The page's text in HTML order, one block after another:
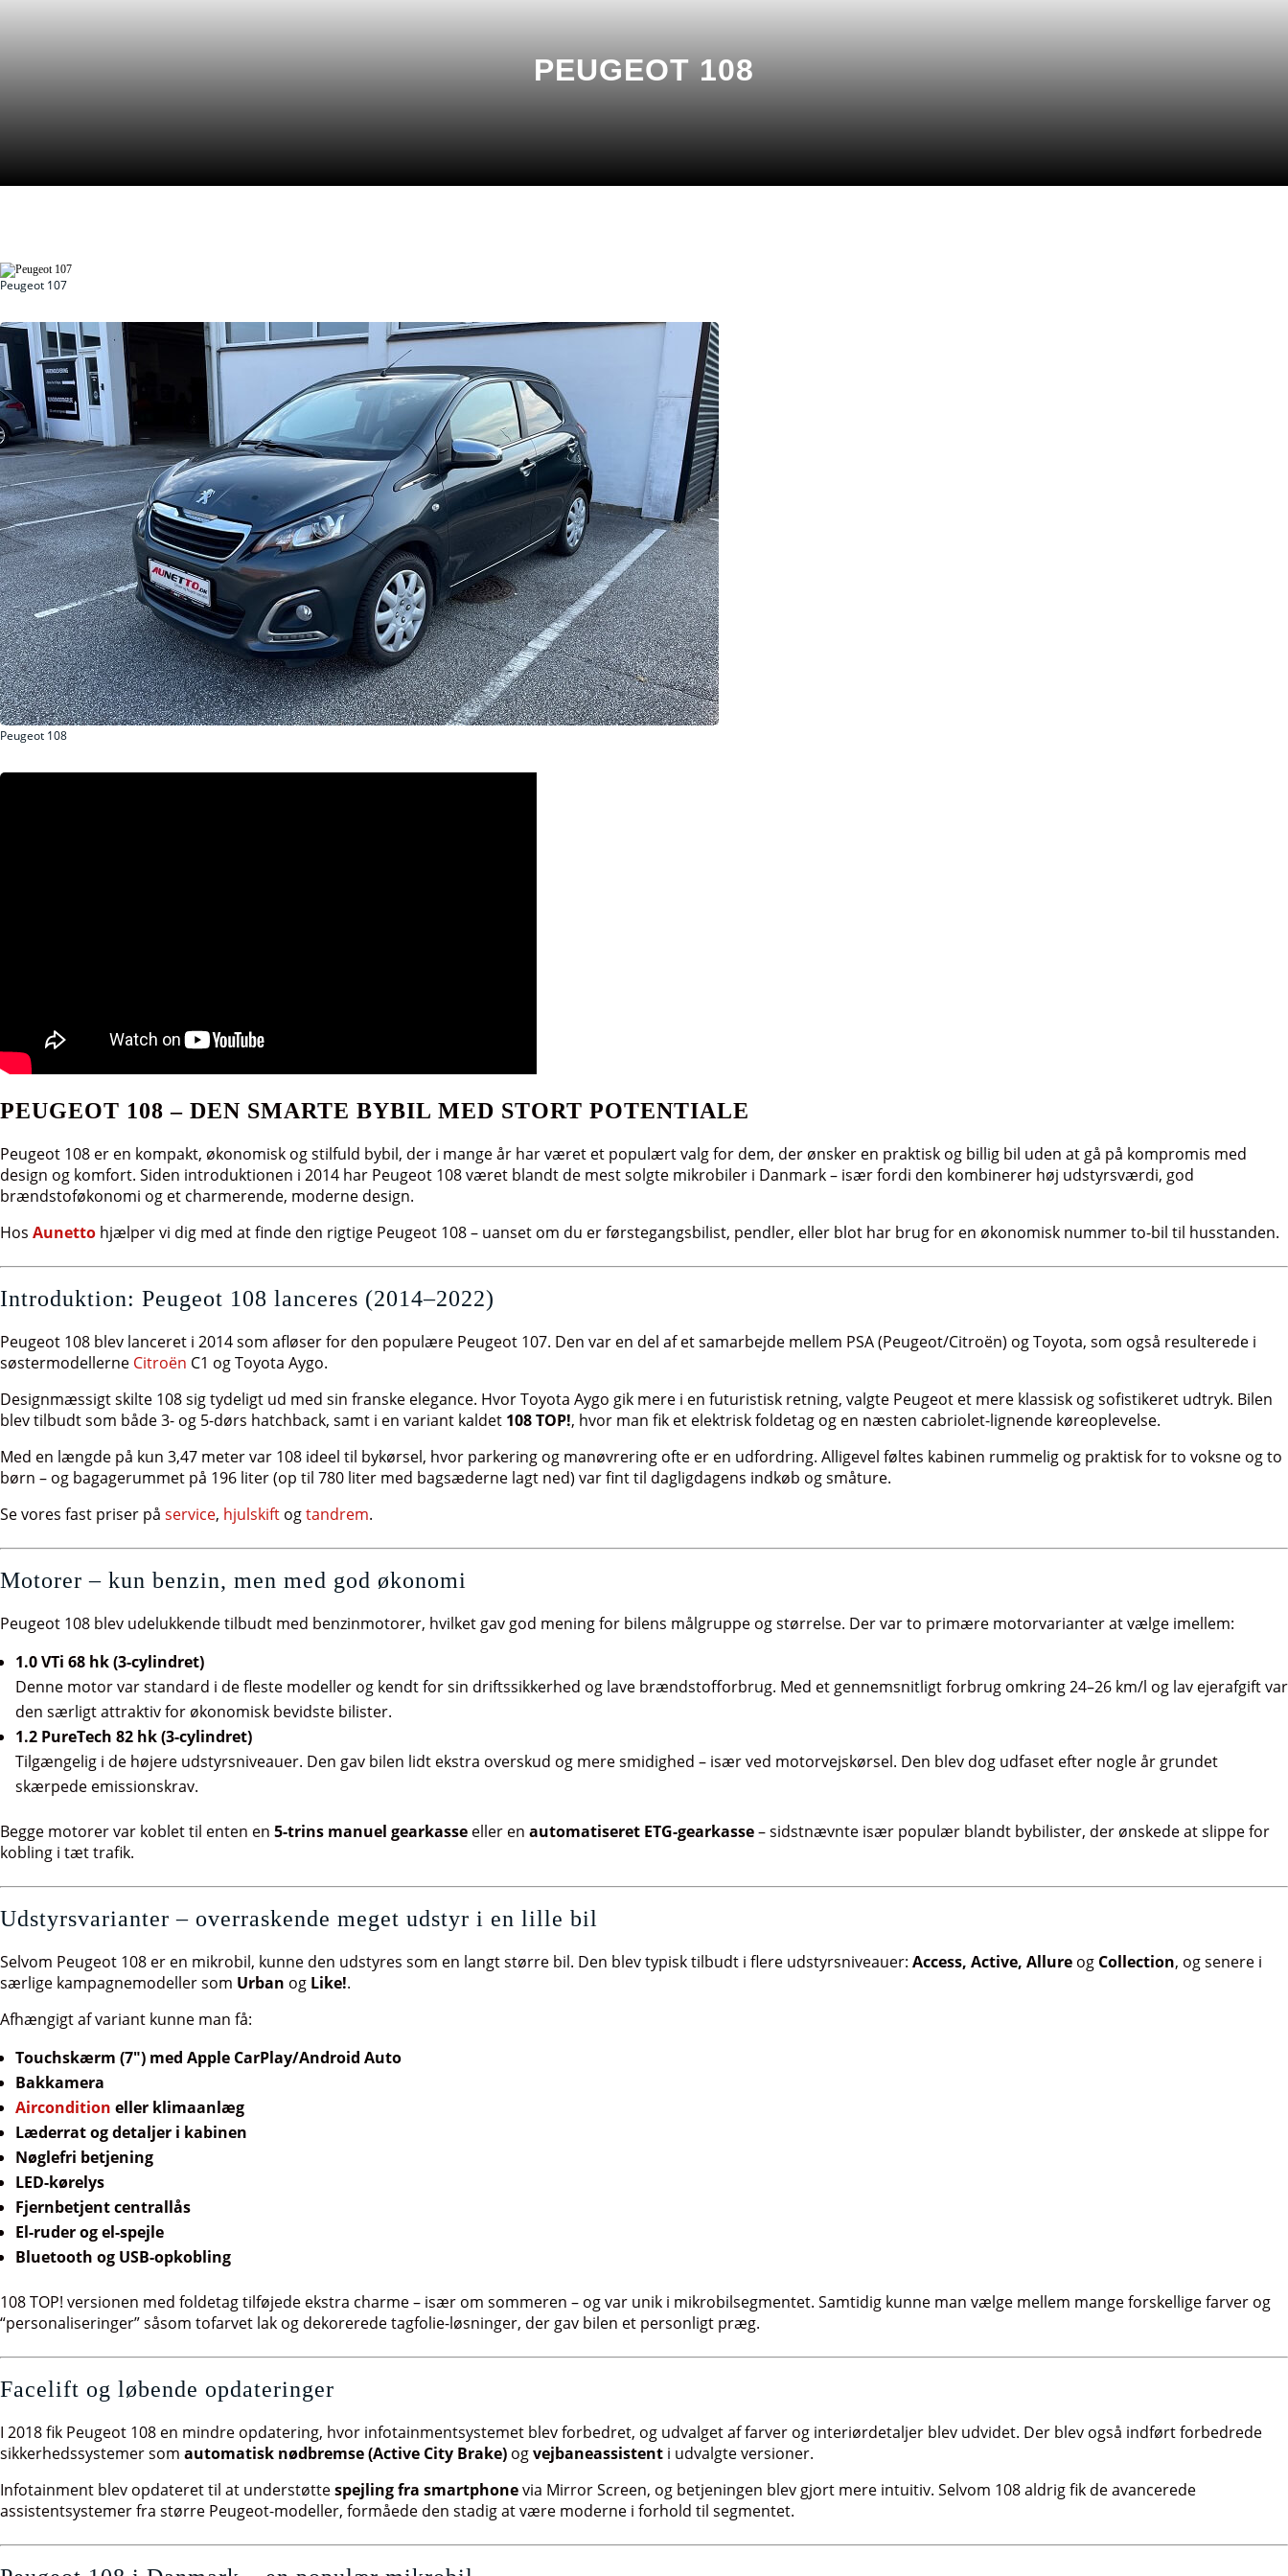
PEUGEOT 108
Peugeot 107
Peugeot 108
PEUGEOT 108 – DEN SMARTE BYBIL MED STORT POTENTIALE
Peugeot 108 er en kompakt, økonomisk og stilfuld bybil, der i mange år har været et populært valg for dem, der ønsker en praktisk og billig bil uden at gå på kompromis med
design og komfort. Siden introduktionen i 2014 har Peugeot 108 været blandt de mest solgte mikrobiler i Danmark – især fordi den kombinerer høj udstyrsværdi, god
brændstoføkonomi og et charmerende, moderne design.
Hos Aunetto hjælper vi dig med at finde den rigtige Peugeot 108 – uanset om du er førstegangsbilist, pendler, eller blot har brug for en økonomisk nummer to-bil til husstanden.
Introduktion: Peugeot 108 lanceres (2014–2022)
Peugeot 108 blev lanceret i 2014 som afløser for den populære Peugeot 107. Den var en del af et samarbejde mellem PSA (Peugeot/Citroën) og Toyota, som også resulterede i
søstermodellerne Citroën C1 og Toyota Aygo.
Designmæssigt skilte 108 sig tydeligt ud med sin franske elegance. Hvor Toyota Aygo gik mere i en futuristisk retning, valgte Peugeot et mere klassisk og sofistikeret udtryk. Bilen
blev tilbudt som både 3- og 5-dørs hatchback, samt i en variant kaldet 108 TOP!, hvor man fik et elektrisk foldetag og en næsten cabriolet-lignende køreoplevelse.
Med en længde på kun 3,47 meter var 108 ideel til bykørsel, hvor parkering og manøvrering ofte er en udfordring. Alligevel føltes kabinen rummelig og praktisk for to voksne og to
børn – og bagagerummet på 196 liter (op til 780 liter med bagsæderne lagt ned) var fint til dagligdagens indkøb og småture.
Se vores fast priser på service, hjulskift ogtandrem.
Motorer – kun benzin, men med god økonomi
Peugeot 108 blev udelukkende tilbudt med benzinmotorer, hvilket gav god mening for bilens målgruppe og størrelse. Der var to primære motorvarianter at vælge imellem:
1.0 VTi 68 hk (3-cylindret)
Denne motor var standard i de fleste modeller og kendt for sin driftssikkerhed og lave brændstofforbrug. Med et gennemsnitligt forbrug omkring 24–26 km/l og lav ejerafgift var
den særligt attraktiv for økonomisk bevidste bilister.
1.2 PureTech 82 hk (3-cylindret)
Tilgængelig i de højere udstyrsniveauer. Den gav bilen lidt ekstra overskud og mere smidighed – især ved motorvejskørsel. Den blev dog udfaset efter nogle år grundet
skærpede emissionskrav.
Begge motorer var koblet til enten en 5-trins manuel gearkasse eller en automatiseret ETG-gearkasse– sidstnævnte især populær blandt bybilister, der ønskede at slippe for
kobling i tæt trafik.
Udstyrsvarianter – overraskende meget udstyr i en lille bil
Selvom Peugeot 108 er en mikrobil, kunne den udstyres som en langt større bil. Den blev typisk tilbudt i flere udstyrsniveauer: Access, Active, Allure og Collection, og senere i
særlige kampagnemodeller som Urban og Like!.
Afhængigt af variant kunne man få:
Touchskærm (7") med Apple CarPlay/Android Auto
Bakkamera
Aircondition eller klimaanlæg
Læderrat og detaljer i kabinen
Nøglefri betjening
LED-kørelys
Fjernbetjent centrallås
El-ruder og el-spejle
Bluetooth og USB-opkobling
108 TOP! versionen med foldetag tilføjede ekstra charme – især om sommeren – og var unik i mikrobilsegmentet. Samtidig kunne man vælge mellem mange forskellige farver og
“personaliseringer” såsom tofarvet lak og dekorerede tagfolie-løsninger, der gav bilen et personligt præg.
Facelift og løbende opdateringer
I 2018 fik Peugeot 108 en mindre opdatering, hvor infotainmentsystemet blev forbedret, og udvalget af farver og interiørdetaljer blev udvidet. Der blev også indført forbedrede
sikkerhedssystemer som automatisk nødbremse (Active City Brake) ogvejbaneassistent i udvalgte versioner.
Infotainment blev opdateret til at understøttespejling fra smartphonevia Mirror Screen, og betjeningen blev gjort mere intuitiv. Selvom 108 aldrig fik de avancerede
assistentsystemer fra større Peugeot-modeller, formåede den stadig at være moderne i forhold til segmentet.